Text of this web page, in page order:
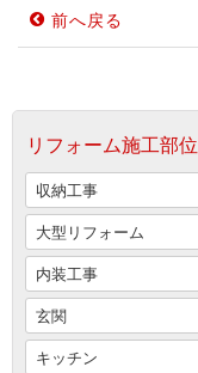
前へ戻る
リフォーム施工部位
収納工事
大型リフォーム
内装工事
玄関
キッチン